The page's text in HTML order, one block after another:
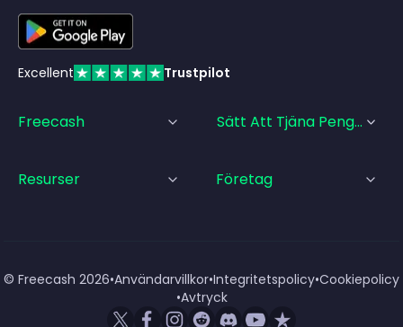
Excellent Trustpilot
Freecash Sätt Att Tjäna Pengar
Resurser Företag
© Freecash 2026•Användarvillkor•Integritetspolicy•Cookiepolicy
•Avtryck